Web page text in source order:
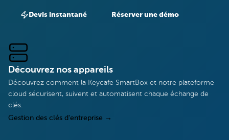
Devis instantané Réserver une démo
Découvrez nos appareils
Découvrez comment la Keycafe SmartBox et notre plateforme
cloud sécurisent, suivent et automatisent chaque échange de
clés.
Gestion des clés d'entreprise →